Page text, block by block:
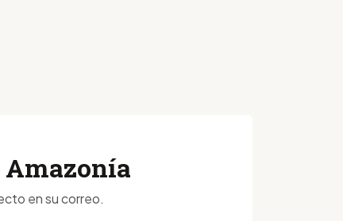
en su correo.